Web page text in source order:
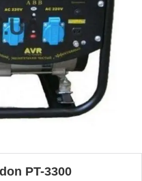
PT-3300